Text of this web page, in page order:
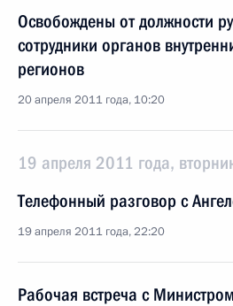
Освобождены от должности
сотрудники органов
регионов
20 апреля 2011 года, 10:20
19 апреля 2011 года,
Телефонный разговор с
19 апреля 2011 года, 22:20
Рабочая встреча с